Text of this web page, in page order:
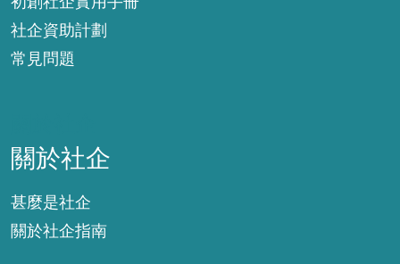
社企資助計劃
常見問題
關於社企
甚麼是社企
關於社企指南